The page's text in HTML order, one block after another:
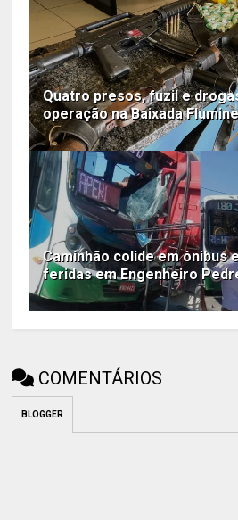
Quatro presos, fuzil e
operação na Baixada
Caminhão colide em ônibus
feridas em Engenheiro
COMENTÁRIOS
BLOGGER